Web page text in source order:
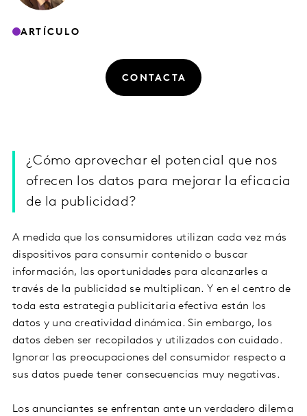
ARTÍCULO
CONTACTA
¿Cómo aprovechar el potencial que nos
ofrecen los datos para mejorar la eficacia
de la publicidad?
A medida que los consumidores utilizan cada vez más
dispositivos para consumir contenido o buscar
información, las oportunidades para alcanzarles a
través de la publicidad se multiplican. Y en el centro de
toda esta estrategia publicitaria efectiva están los
datos y una creatividad dinámica. Sin embargo, los
datos deben ser recopilados y utilizados con cuidado.
Ignorar las preocupaciones del consumidor respecto a
sus datos puede tener consecuencias muy negativas.
Los anunciantes se enfrentan ante un verdadero dilema